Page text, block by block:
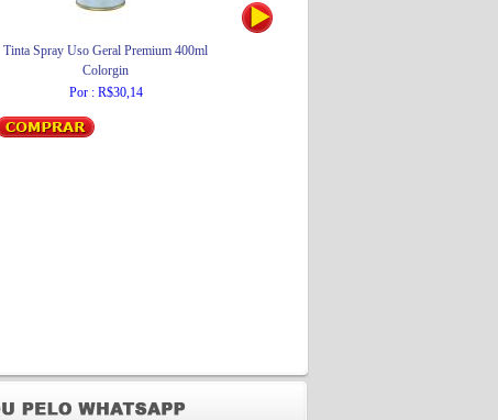
Tinta Spray Uso Geral Premium 400ml
Colorgin
Por : R$30,14